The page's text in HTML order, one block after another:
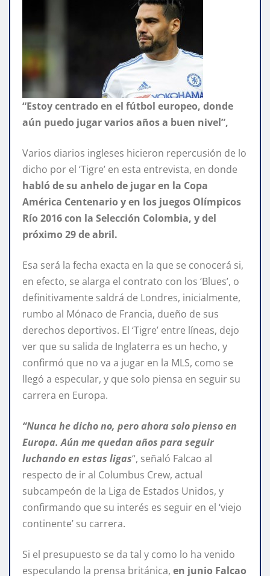
“Estoy centrado en el fútbol europeo, donde
aún puedo jugar varios años a buen nivel”,
Varios diarios ingleses hicieron repercusión de lo
dicho por el ‘Tigre’ en esta entrevista, en donde
habló de su anhelo de jugar en la Copa
América Centenario y en los juegos Olímpicos
Río 2016 con la Selección Colombia, y del
próximo 29 de abril.
Esa será la fecha exacta en la que se conocerá si,
en efecto, se alarga el contrato con los ‘Blues’, o
definitivamente saldrá de Londres, inicialmente,
rumbo al Mónaco de Francia, dueño de sus
derechos deportivos. El ‘Tigre’ entre líneas, dejo
ver que su salida de Inglaterra es un hecho, y
confirmó que no va a jugar en la MLS, como se
llegó a especular, y que solo piensa en seguir su
carrera en Europa.
“Nunca he dicho no, pero ahora solo pienso en
Europa. Aún me quedan años para seguir
luchando en estas ligas“, señaló Falcao al
respecto de ir al Columbus Crew, actual
subcampeón de la Liga de Estados Unidos, y
confirmando que su interés es seguir en el ‘viejo
continente’ su carrera.
Si el presupuesto se da tal y como lo ha venido
especulando la prensa británica, en junio Falcao